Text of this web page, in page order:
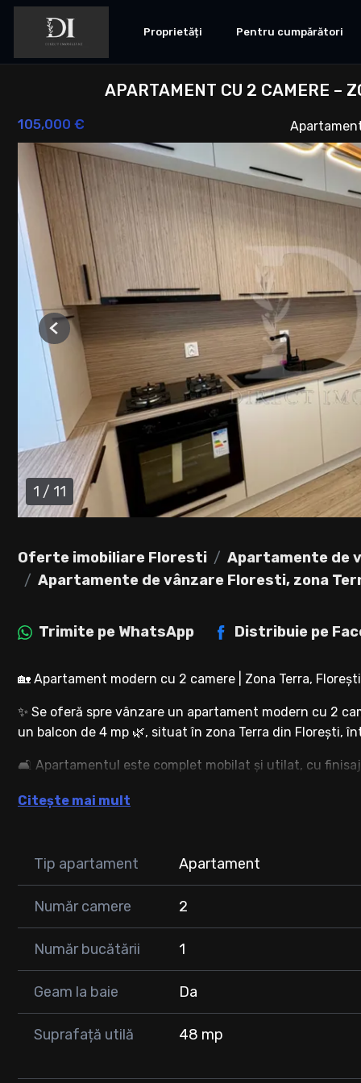
Proprietăți Pentru cumpărători
APARTAMENT CU 2 CAMERE –
105,000 €
1 / 11
Previous
Oferte imobiliare Floresti
Apartamente de
Apartamente de vânzare Floresti, zona
Trimite pe WhatsApp Distribuie pe
🏡 Apartament modern cu 2 camere | Zona Terra,
✨ Se oferă spre vânzare un apartament modern cu 2
un balcon de 4 mp 🌿, situat în zona Terra din Florești,
🛋️ Apartamentul este complet mobilat și utilat, cu
punctele de interes.
🚪 Hol
🛋️ Living
🌞 Balcon
📍 Locuința este situată la parter înalt.
🚗 Loc de parcare exterior disponibil la prețul de 5.000 €
🚌 Mijloace de transport în comun
Citește mai mult
Tip apartament Apartament
Număr camere 2
Număr bucătării 1
Geam la baie Da
Suprafață utilă 48 mp